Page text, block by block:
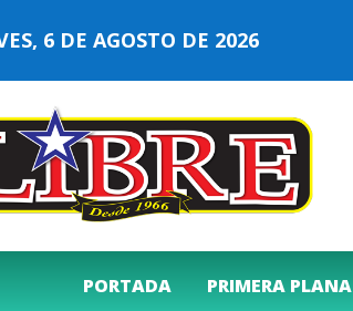
6 DE AGOSTO DE 2026
PORTADA PRIMERA PLANA